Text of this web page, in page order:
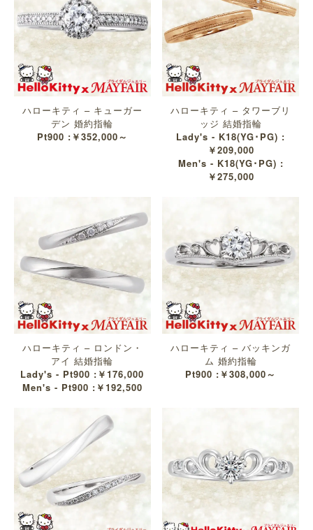
ハローキティ – キューガー
デン 婚約指輪
Pt900 :￥352,000～
ハローキティ – タワーブリ
ッジ 結婚指輪
Lady's - K18(YG･PG) :
￥209,000
Men's - K18(YG･PG) :
￥275,000
ハローキティ – ロンドン・
アイ 結婚指輪
Lady's - Pt900 :￥176,000
Men's - Pt900 :￥192,500
ハローキティ – バッキンガ
ム 婚約指輪
Pt900 :￥308,000～